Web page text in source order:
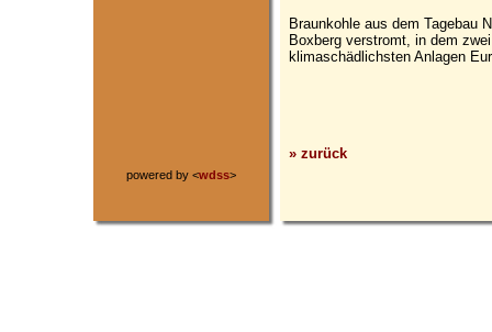
powered by <wdss>
Braunkohle aus dem Tagebau
Boxberg verstromt, in dem
klimaschädlichsten Anlagen
» zurück